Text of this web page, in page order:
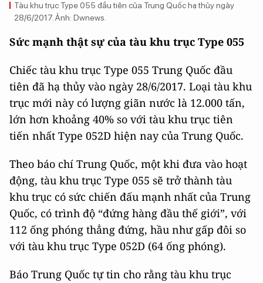
Tàu khu trục Type 055 đầu tiên của Trung Quốc hạ thủy ngày
28/6/2017. Ảnh: Dwnews.
Sức mạnh thật sự của tàu khu trục Type 055
Chiếc tàu khu trục Type 055 Trung Quốc đầu
tiên đã hạ thủy vào ngày 28/6/2017. Loại tàu khu
trục mới này có lượng giãn nước là 12.000 tấn,
lớn hơn khoảng 40% so với tàu khu trục tiên
tiến nhất Type 052D hiện nay của Trung Quốc.
Theo báo chí Trung Quốc, một khi đưa vào hoạt
động, tàu khu trục Type 055 sẽ trở thành tàu
khu trục có sức chiến đấu mạnh nhất của Trung
Quốc, có trình độ “đứng hàng đầu thế giới”, với
112 ống phóng thẳng đứng, hầu như gấp đôi so
với tàu khu trục Type 052D (64 ống phóng).
Báo Trung Quốc tự tin cho rằng tàu khu trục